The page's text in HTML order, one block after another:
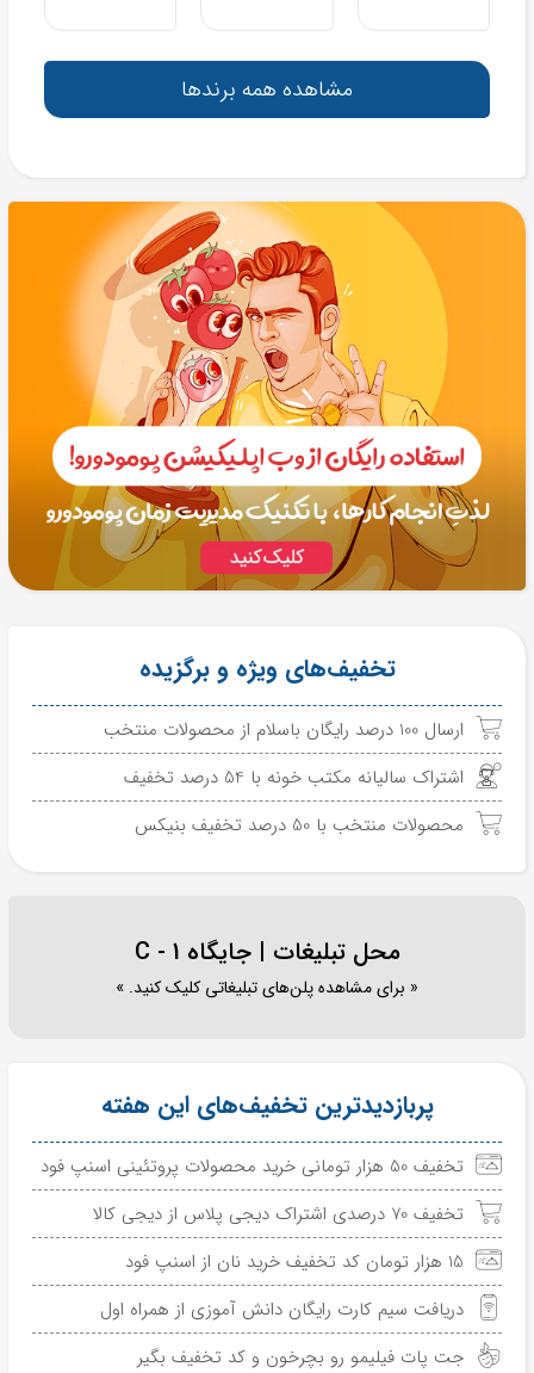
مشاهده همه برندها
تخفیف‌های ویژه و برگزیده
ارسال 100 درصد رایگان باسلام از محصولات منتخب
اشتراک سالیانه مکتب خونه با 54 درصد تخفیف
محصولات منتخب با 50 درصد تخفیف بنیکس
محل تبلیغات | جایگاه C - 1
« برای مشاهده پلن‌های تبلیغاتی کلیک کنید. »
پربازدیدترین تخفیف‌های این هفته
تخفیف 50 هزار تومانی خرید محصولات پروتئینی اسنپ فود
تخفیف 70 درصدی اشتراک دیجی پلاس از دیجی کالا
15 هزار تومان کد تخفیف خرید نان از اسنپ فود
دریافت سیم کارت رایگان دانش آموزی از همراه اول
جت پات فیلیمو رو بچرخون و کد تخفیف بگیر